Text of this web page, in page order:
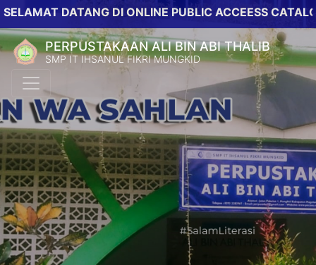
DATANG DI ONLINE PUBLIC ACCEESS CATALOG
PERPUSTAKAAN ALI BIN ABI THALIB
SMP IT IHSANUL FIKRI MUNGKID